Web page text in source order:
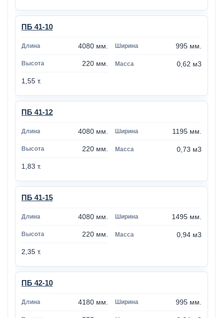
ПБ 41-10
4080 мм. 995 мм.
220 мм. 0,62 м3
1,55 т.
ПБ 41-12
4080 мм. 1195 мм.
220 мм. 0,73 м3
1,83 т.
ПБ 41-15
4080 мм. 1495 мм.
220 мм. 0,94 м3
2,35 т.
ПБ 42-10
4180 мм. 995 мм.